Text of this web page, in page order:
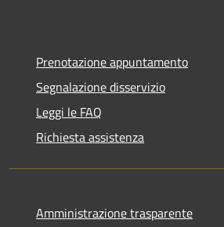
Prenotazione appuntamento
Segnalazione disservizio
Leggi le FAQ
Richiesta assistenza
Amministrazione trasparente